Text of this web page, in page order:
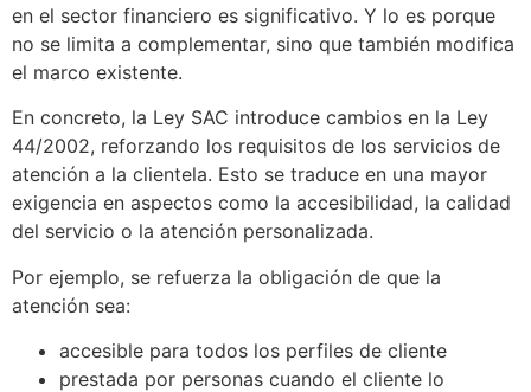
en el sector financiero es significativo. Y lo es porque
no se limita a complementar, sino que también modifica
el marco existente.
En concreto, la Ley SAC introduce cambios en la Ley
44/2002, reforzando los requisitos de los servicios de
atención a la clientela. Esto se traduce en una mayor
exigencia en aspectos como la accesibilidad, la calidad
del servicio o la atención personalizada.
Por ejemplo, se refuerza la obligación de que la
atención sea:
accesible para todos los perfiles de cliente
prestada por personas cuando el cliente lo